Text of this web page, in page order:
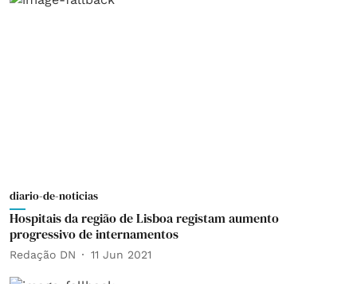
diario-de-noticias
Hospitais da região de Lisboa registam aumento
progressivo de internamentos
Redação DN 11 Jun 2021